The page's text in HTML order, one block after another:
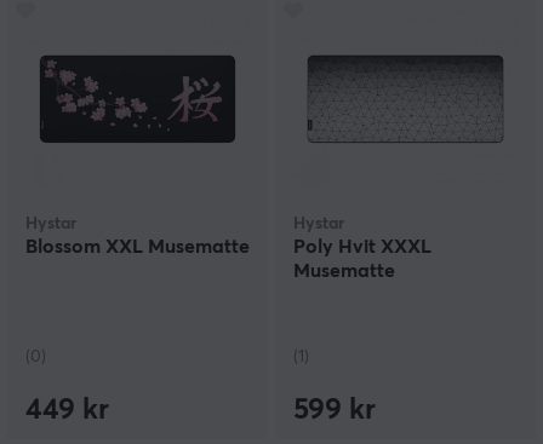
Hystar
Blossom XXL Musematte
(0)
449 kr
Hystar
Poly Hvit XXXL
Musematte
(1)
599 kr